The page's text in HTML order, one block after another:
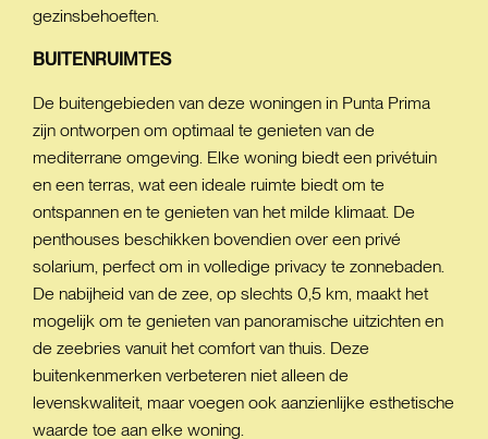
gezinsbehoeften.
BUITENRUIMTES
De buitengebieden van deze woningen in Punta Prima
zijn ontworpen om optimaal te genieten van de
mediterrane omgeving. Elke woning biedt een privétuin
en een terras, wat een ideale ruimte biedt om te
ontspannen en te genieten van het milde klimaat. De
penthouses beschikken bovendien over een privé
solarium, perfect om in volledige privacy te zonnebaden.
De nabijheid van de zee, op slechts 0,5 km, maakt het
mogelijk om te genieten van panoramische uitzichten en
de zeebries vanuit het comfort van thuis. Deze
buitenkenmerken verbeteren niet alleen de
levenskwaliteit, maar voegen ook aanzienlijke esthetische
waarde toe aan elke woning.